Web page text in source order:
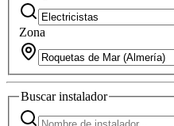
Zona
Buscarinstalador